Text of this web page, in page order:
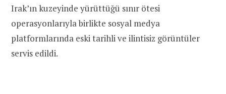
Irak’ın kuzeyinde yürüttüğü sınır ötesi
operasyonlarıyla birlikte sosyal medya
platformlarında eski tarihli ve ilintisiz görüntüler
servis edildi.